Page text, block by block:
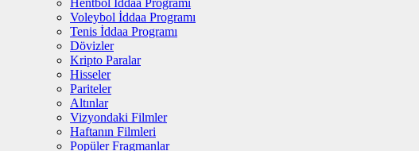
Hentbol İddaa Programı
Voleybol İddaa Programı
Tenis İddaa Programı
Dövizler
Kripto Paralar
Hisseler
Pariteler
Altınlar
Vizyondaki Filmler
Haftanın Filmleri
Popüler Fragmanlar